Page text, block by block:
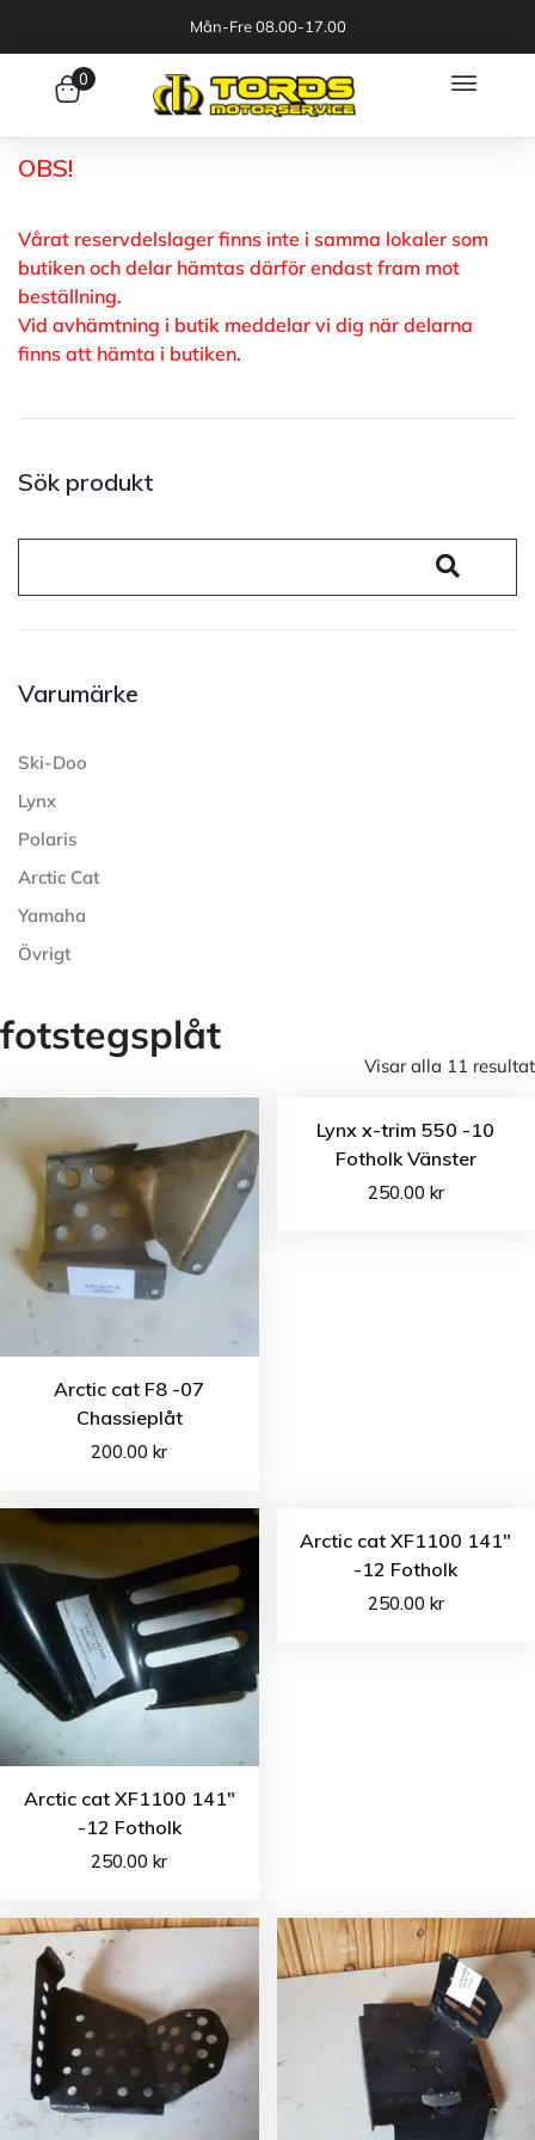
Mån-Fre 08.00-17.00
0
OBS!
Vårat reservdelslager finns inte i samma lokaler som
butiken och delar hämtas därför endast fram mot
beställning.
Vid avhämtning i butik meddelar vi dig när delarna
finns att hämta i butiken.
Sök produkt
Varumärke
Ski-Doo
Lynx
Polaris
Arctic Cat
Yamaha
Övrigt
fotstegsplåt
Visar alla 11 resultat
Arctic cat F8 -07
Chassieplåt
200.00kr
Lynx x-trim 550 -10
Fotholk Vänster
250.00 kr
Arctic cat XF1100 141″
-12 Fotholk
250.00kr
Arctic cat XF1100 141″
-12 Fotholk
250.00 kr